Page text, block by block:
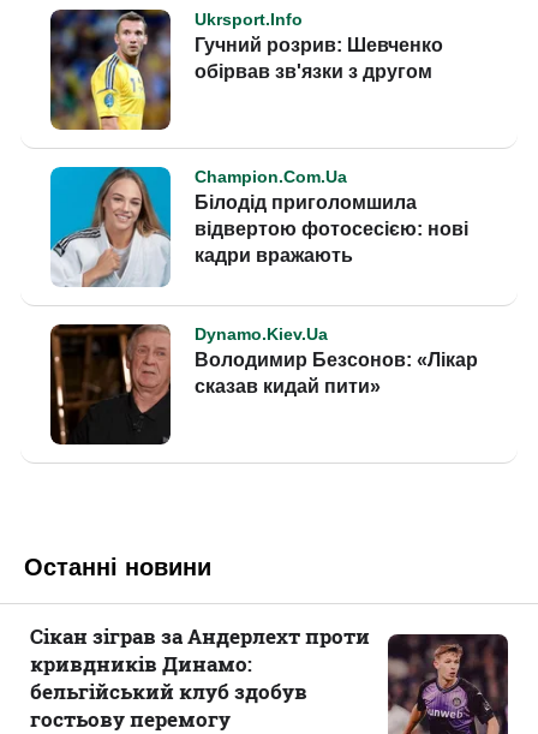
Останні новини
Сікан зіграв за Андерлехт проти
кривдників Динамо:
бельгійський клуб здобув
гостьову перемогу